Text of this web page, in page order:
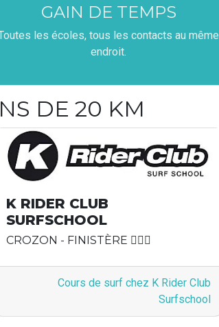
GAIN DE TEMPS
les écoles, tous les contacts au même
endroit.
DE 20 KM
K RIDER CLUB
SURFSCHOOL
CROZON - FINISTÈRE 🏄🏽‍♂️
Cours de surf chez K Rider Club
Surfschool